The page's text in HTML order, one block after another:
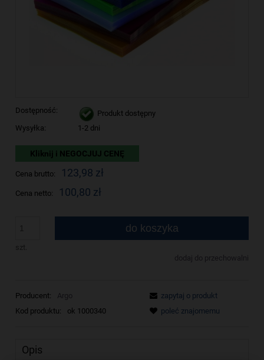
Dostępność:
Produkt dostępny
Wysyłka:
1-2 dni
Kliknij i NEGOCJUJ CENĘ
Cena brutto: 123,98 zł
Cena netto: 100,80 zł
do koszyka
dodaj do przechowalni
Producent:
Argo
Kod produktu:
ok 1000340
zapytaj o produkt
poleć znajomemu
Opis